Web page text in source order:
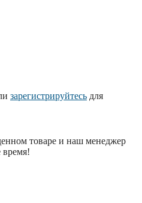
зарегистрируйтесь для
товаре и наш менеджер
время!